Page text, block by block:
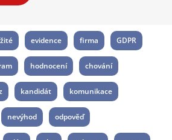
evidence firma GDPR
hodnocení chování
kandidát komunikace
nevýhod odpověď